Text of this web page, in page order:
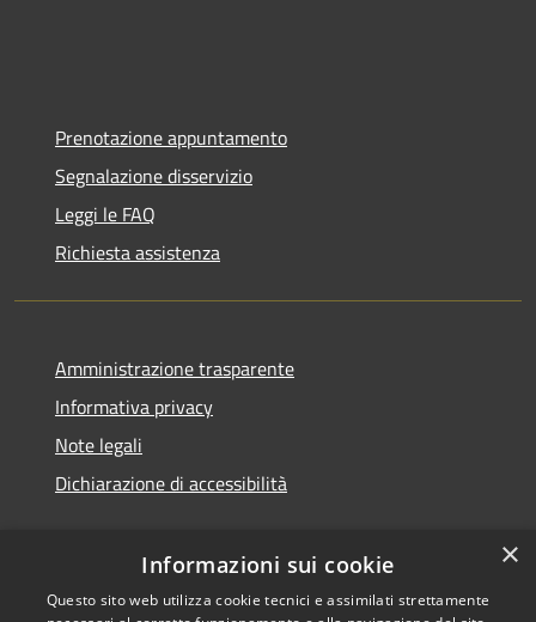
Prenotazione appuntamento
Segnalazione disservizio
Leggi le FAQ
Richiesta assistenza
Amministrazione trasparente
Informativa privacy
Note legali
Dichiarazione di accessibilità
×
Informazioni sui cookie
Questo sito web utilizza cookie tecnici e assimilati strettamente